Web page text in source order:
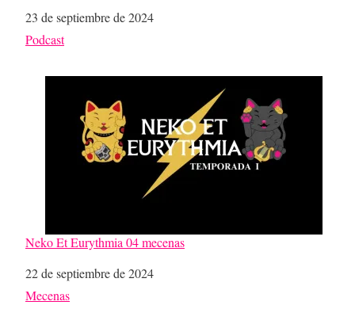
Fecha
23 de septiembre de 2024
Respecto a
Podcast
Neko Et Eurythmia 04 mecenas
Fecha
22 de septiembre de 2024
Respecto a
Mecenas